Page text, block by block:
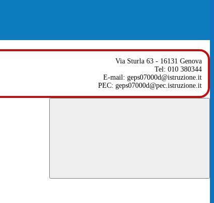
Via Sturla 63 - 16131 Genova
Tel: 010 380344
E-mail: geps07000d@istruzione.it
PEC: geps07000d@pec.istruzione.it